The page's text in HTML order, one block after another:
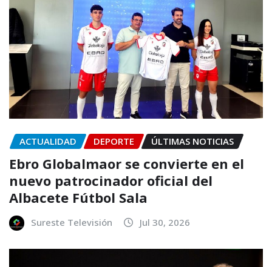
ACTUALIDAD DEPORTE ÚLTIMAS NOTICIAS
Ebro Globalmaor se convierte en el
nuevo patrocinador oficial del
Albacete Fútbol Sala
Sureste Televisión Jul 30, 2026